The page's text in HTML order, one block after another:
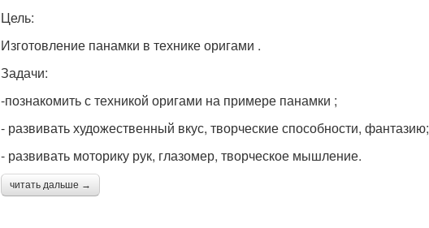
Цель:
Изготовление панамки в технике оригами .
Задачи:
-познакомить с техникой оригами на примере панамки ;
- развивать художественный вкус, творческие способности, фантазию;
- развивать моторику рук, глазомер, творческое мышление.
читать дальше →